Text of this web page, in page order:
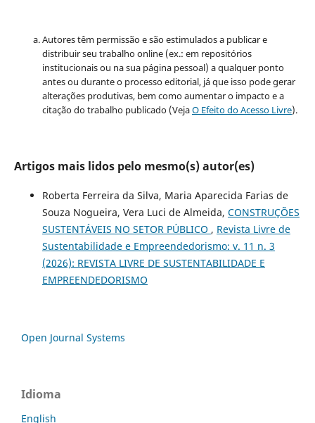
Autores têm permissão e são estimulados a publicar e
distribuir seu trabalho online (ex.: em repositórios
institucionais ou na sua página pessoal) a qualquer ponto
antes ou durante o processo editorial, já que isso pode gerar
alterações produtivas, bem como aumentar o impacto e a
citação do trabalho publicado (VejaO Efeito do Acesso Livre).
Artigos mais lidos pelo mesmo(s) autor(es)
Roberta Ferreira da Silva, Maria Aparecida Farias de
Souza Nogueira, Vera Luci de Almeida, CONSTRUÇÕES
SUSTENTÁVEIS NO SETOR PÚBLICO , Revista Livre de
Sustentabilidade e Empreendedorismo: v. 11 n. 3
(2026): REVISTA LIVRE DE SUSTENTABILIDADE E
EMPREENDEDORISMO
Open Journal Systems
Idioma
English